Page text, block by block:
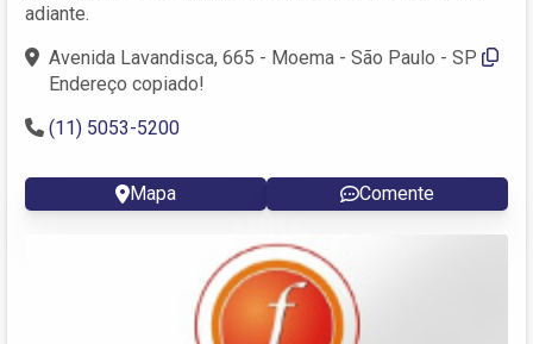
adiante.
Avenida Lavandisca, 665 - Moema - São Paulo - SP
Endereço copiado!
(11) 5053-5200
Mapa Comente